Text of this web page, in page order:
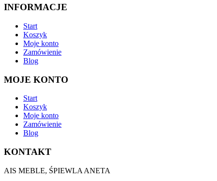
INFORMACJE
Start
Koszyk
Moje konto
Zamówienie
Blog
MOJE KONTO
Start
Koszyk
Moje konto
Zamówienie
Blog
KONTAKT
AIS MEBLE, ŚPIEWLA ANETA